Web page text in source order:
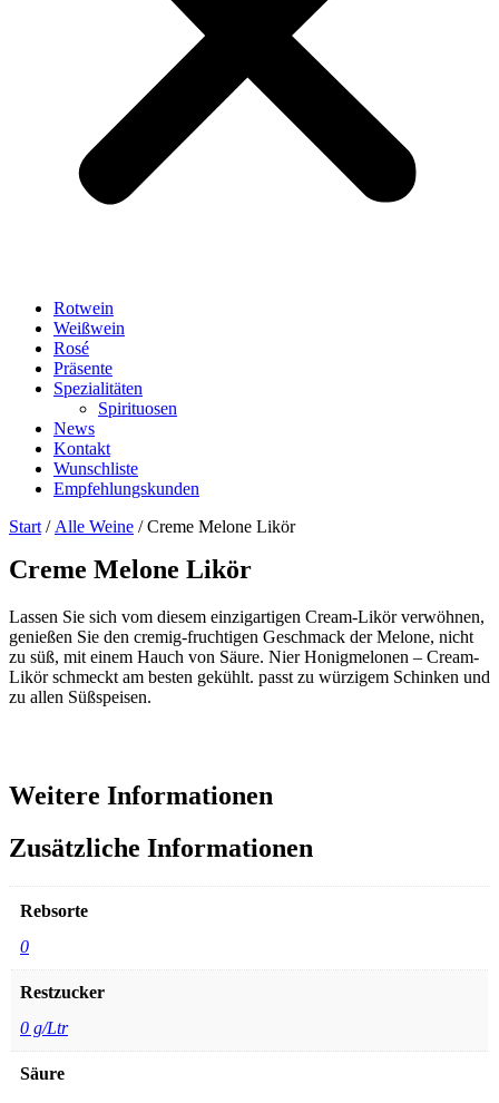
Rotwein
Weißwein
Rosé
Präsente
Spezialitäten
Spirituosen
News
Kontakt
Wunschliste
Empfehlungskunden
Start / Alle Weine / Creme Melone Likör
Creme Melone Likör
Lassen Sie sich vom diesem einzigartigen Cream-Likör verwöhnen,
genießen Sie den cremig-fruchtigen Geschmack der Melone, nicht
zu süß, mit einem Hauch von Säure. Nier Honigmelonen – Cream-
Likör schmeckt am besten gekühlt. passt zu würzigem Schinken und
zu allen Süßspeisen.
Weitere Informationen
Zusätzliche Informationen
Rebsorte
0
Restzucker
0 g/Ltr
Säure